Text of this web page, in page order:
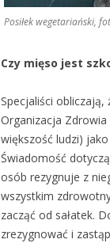
Posiłek wegetariański,
Czy mięso jest
Specjaliści obliczają,
Organizacja Zdrowia
większość ludzi)
Świadomość
osób rezygnuje z
wszystkim
zacząć od sałatek.
zrezygnować i